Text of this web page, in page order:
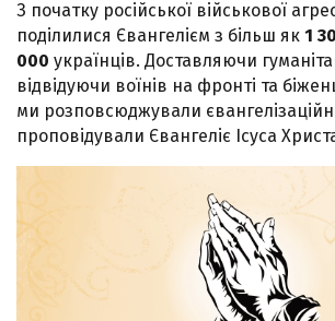
З початку російської військової
поділилися Євангелієм з більш як 1
000 українців. Доставляючи
відвідуючи воїнів на фронті та
ми розповсюджували
проповідували Євангеліє Ісуса